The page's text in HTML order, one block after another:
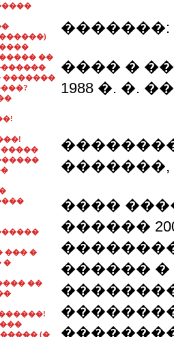
��
�������
�����
��� �
�
��
(�
�������: 8-
���� �
1988 �. �.
����
������
������